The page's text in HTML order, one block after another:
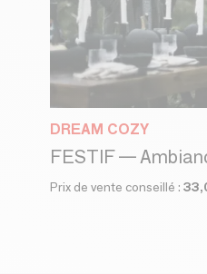
DREAM COZY
Prix de vente conseillé :